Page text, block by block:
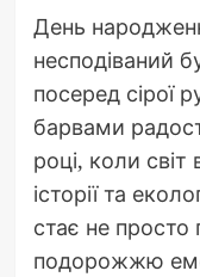
День
несподіваний
посеред сірої
барвами
році, коли світ
історії та
стає не
подорожжю